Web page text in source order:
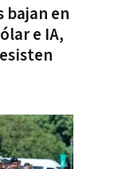
bajan en
e IA,